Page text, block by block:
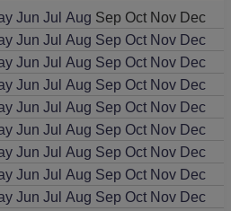
Jun Jul Aug Sep Oct Nov Dec
Jun Jul Aug Sep Oct Nov Dec
Jun Jul Aug Sep Oct Nov Dec
Jun Jul Aug Sep Oct Nov Dec
Jun Jul Aug Sep Oct Nov Dec
Jun Jul Aug Sep Oct Nov Dec
Jun Jul Aug Sep Oct Nov Dec
Jun Jul Aug Sep Oct Nov Dec
Jun Jul Aug Sep Oct Nov Dec